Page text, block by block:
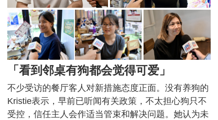
「看到邻桌有狗都会觉得可爱」
不少受访的餐厅客人对新措施态度正面。没有养狗的
Kristie表示，早前已听闻有关政策，不太担心狗只不
受控，信任主人会作适当管束和解决问题。她认为未